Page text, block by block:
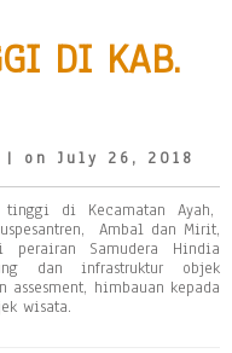
DI KAB.
| on July 26, 2018
di Kecamatan Ayah,
Ambal dan Mirit,
Samudera Hindia
dan infrastruktur objek
assesment, himbauan kepada
wisata.